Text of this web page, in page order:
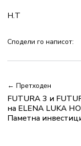
Н.Т
Сподели го написот:
← Претходен
FUTURA 3 и
на ELENA LUKA
Паметна